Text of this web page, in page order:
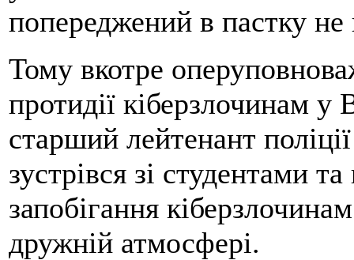
попереджений в пастку не
Тому вкотре
протидії кіберзлочинам
старший лейтенант
зустрівся зі студентами
запобігання
дружній атмосфері.